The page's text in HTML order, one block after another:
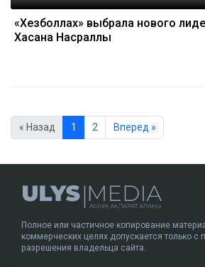
«Хезболлах» выбрала нового
Хасана Насраллы
« Назад 1 2 Вперед »
Полное или частичное копирование
коммерческих целях допускается только с
разрешения владельца сайта.